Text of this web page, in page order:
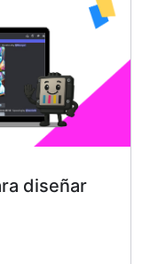
diseñar